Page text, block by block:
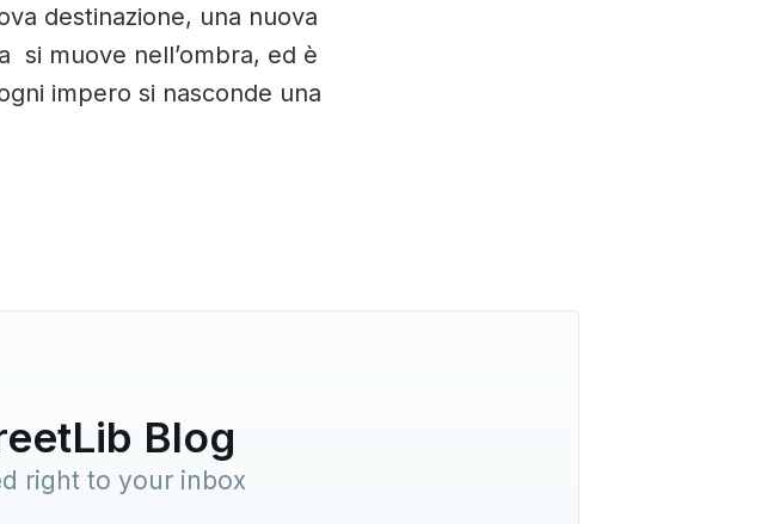
destinazione, una nuova
si muove nell’ombra, ed è
impero si nasconde una
Blog
right to your inbox